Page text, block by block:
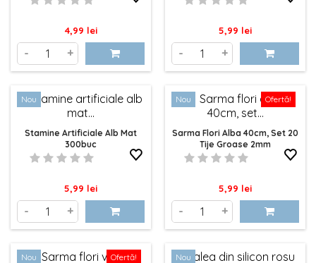
Pret
4,99 lei
- +
Pret
5,99 lei
- +
Nou
Stamine Artificiale Alb Mat
300buc
Pret
5,99 lei
- +
Nou Ofertă!
Sarma Flori Alba 40cm, Set 20
Tije Groase 2mm
Pret
5,99 lei
- +
Nou Ofertă! Nou